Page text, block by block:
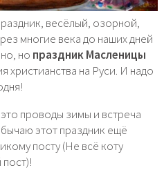
весёлый, озорной,
многие века до наших дней
но праздник Масленицы
христианства на Руси. И надо
проводы зимы и встреча
этот праздник ещё
посту (Не всё коту